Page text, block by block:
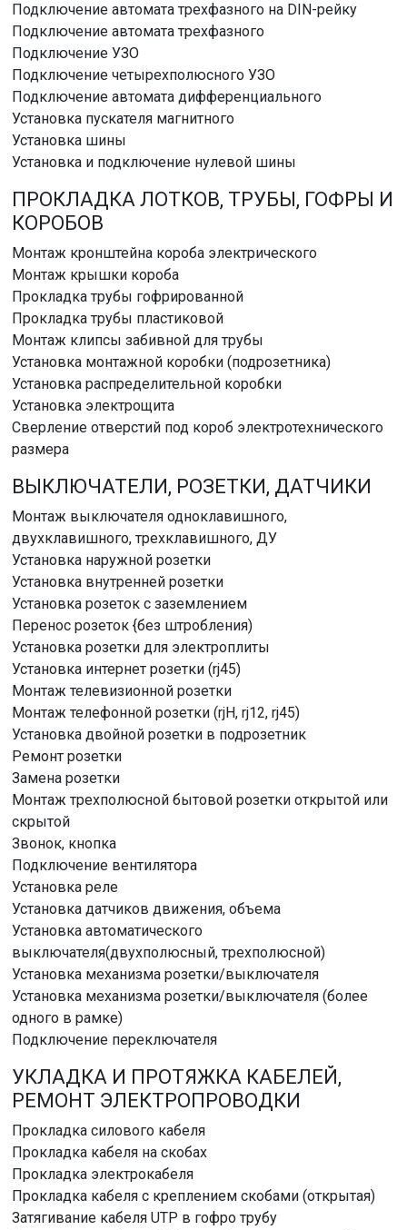
Подключение автомата трехфазного на DIN-рейку
Подключение автомата трехфазного
Подключение УЗО
Подключение четырехполюсного УЗО
Подключение автомата дифференциального
Установка пускателя магнитного
Установка шины
Установка и подключение нулевой шины
ПРОКЛАДКА ЛОТКОВ, ТРУБЫ, ГОФРЫ И
КОРОБОВ
Монтаж кронштейна короба электрического
Монтаж крышки короба
Прокладка трубы гофрированной
Прокладка трубы пластиковой
Монтаж клипсы забивной для трубы
Установка монтажной коробки (подрозетника)
Установка распределительной коробки
Установка электрощита
Сверление отверстий под короб электротехнического
размера
ВЫКЛЮЧАТЕЛИ, РОЗЕТКИ, ДАТЧИКИ
Монтаж выключателя одноклавишного,
двухклавишного, трехклавишного, ДУ
Установка наружной розетки
Установка внутренней розетки
Установка розеток с заземлением
Перенос розеток {без штробления)
Установка розетки для электроплиты
Установка интернет розетки (rj45)
Монтаж телевизионной розетки
Монтаж телефонной розетки (rjH, rj12, rj45)
Установка двойной розетки в подрозетник
Ремонт розетки
Замена розетки
Монтаж трехполюсной бытовой розетки открытой или
скрытой
Звонок, кнопка
Подключение вентилятора
Установка реле
Установка датчиков движения, объема
Установка автоматического
выключателя(двухполюсный, трехполюсной)
Установка механизма розетки/выключателя
Установка механизма розетки/выключателя (более
одного в рамке)
Подключение переключателя
УКЛАДКА И ПРОТЯЖКА КАБЕЛЕЙ,
РЕМОНТ ЭЛЕКТРОПРОВОДКИ
Прокладка силового кабеля
Прокладка кабеля на скобах
Прокладка электрокабеля
Прокладка кабеля с креплением скобами (открытая)
Затягивание кабеля UTP в гофро трубу